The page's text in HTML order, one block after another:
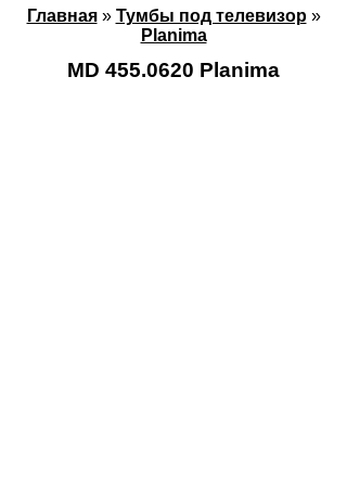
Главная» Тумбы под телевизор»
Planima
MD 455.0620 Planima